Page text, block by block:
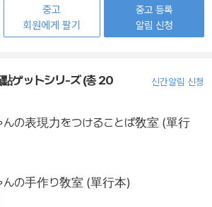
중고
회원에게 팔기
중고 등록
알림 신청
ゲットシリ-ズ (총 20
신간알림 신청
んの表現力をつけることば敎室 (單行
んの手作り敎室 (單行本)